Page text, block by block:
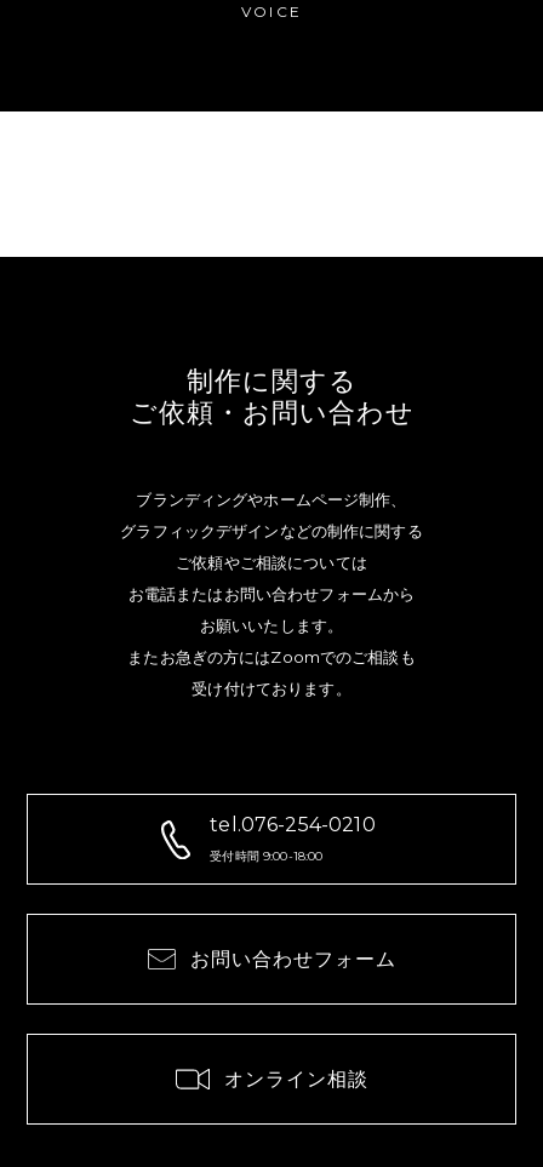
VOICE
制作に関する
ご依頼・お問い合わせ
ブランディングやホームページ制作、
グラフィックデザインなどの制作に関する
ご依頼やご相談については
お電話またはお問い合わせフォームから
お願いいたします。
またお急ぎの方にはZoomでのご相談も
受け付けております。
tel.076-254-0210
受付時間 9:00-18:00
お問い合わせフォーム
オンライン相談